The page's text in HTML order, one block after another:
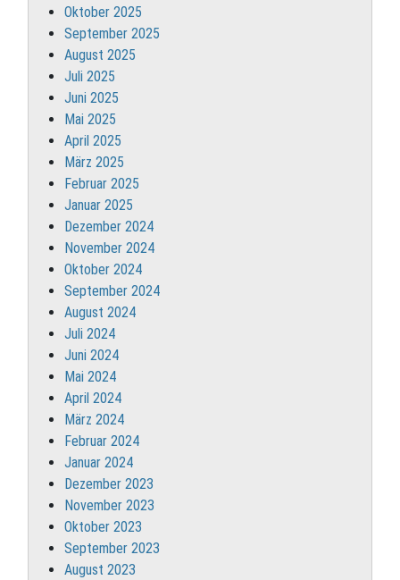
Oktober 2025
September 2025
August 2025
Juli 2025
Juni 2025
Mai 2025
April 2025
März 2025
Februar 2025
Januar 2025
Dezember 2024
November 2024
Oktober 2024
September 2024
August 2024
Juli 2024
Juni 2024
Mai 2024
April 2024
März 2024
Februar 2024
Januar 2024
Dezember 2023
November 2023
Oktober 2023
September 2023
August 2023